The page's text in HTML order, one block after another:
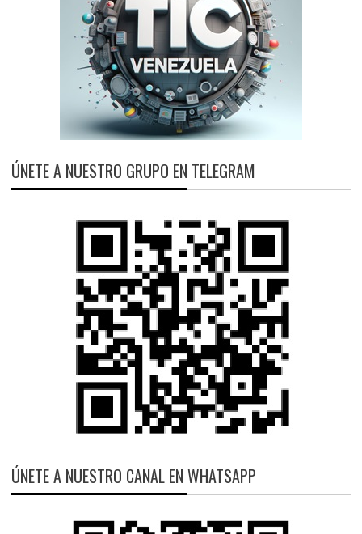
ÚNETE A NUESTRO GRUPO EN TELEGRAM
ÚNETE A NUESTRO CANAL EN WHATSAPP